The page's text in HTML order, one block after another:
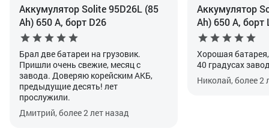
Аккумулятор Solite 95D26L (85
Ah) 650 А, борт D26
Брал две батареи на грузовик.
Пришли очень свежие, месяц с
завода. Доверяю корейским АКБ,
предыдущие десять! лет
прослужили.
Дмитрий, более 2 лет назад
Аккумулятор
Ah) 650 А, борт
Хорошая
40 градусах
Николай, более 2